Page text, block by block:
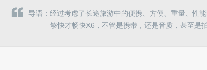
导语：经过考虑了长途旅游中的便携、方便、重量、性
——够快才畅快X6，不管是携带，还是音质，甚至是